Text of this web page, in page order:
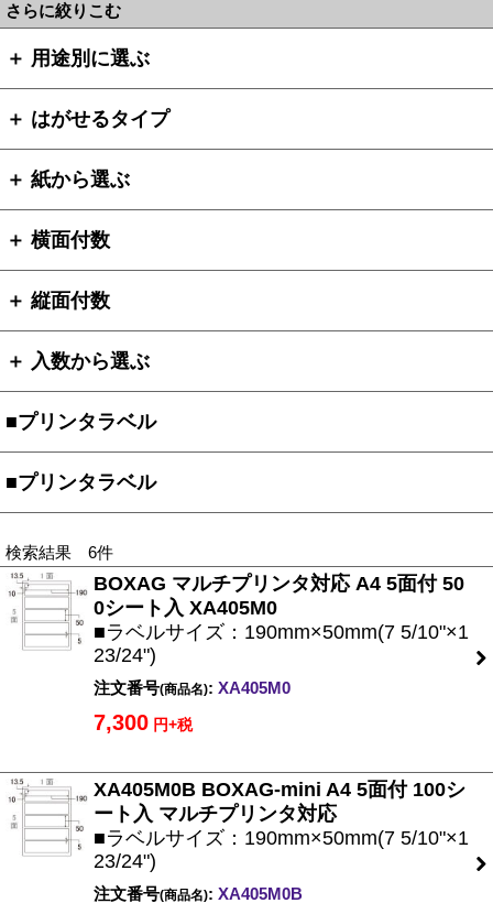
さらに絞りこむ
＋ 用途別に選ぶ
＋ はがせるタイプ
＋ 紙から選ぶ
＋ 横面付数
＋ 縦面付数
＋ 入数から選ぶ
■プリンタラベル
■プリンタラベル
検索結果 6件
BOXAG マルチプリンタ対応 A4 5面付 50
0シート入 XA405M0
■ラベルサイズ：190mm×50mm(7 5/10"×1
23/24")
注文番号(商品名): XA405M0
7,300 円+税
XA405M0B BOXAG-mini A4 5面付 100シ
ート入 マルチプリンタ対応
■ラベルサイズ：190mm×50mm(7 5/10"×1
23/24")
注文番号(商品名): XA405M0B